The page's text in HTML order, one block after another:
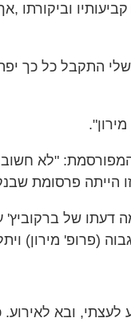
וביקורתו
התקבל כל כך
"לא חשוב
זו הייתה פרסומת
דעתו של ברקוביץ'
(פרופ' מירון)
לעצתי, ובא